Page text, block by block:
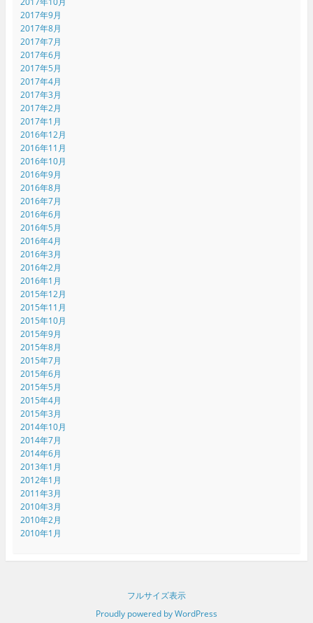
2017年9月
2017年8月
2017年7月
2017年6月
2017年5月
2017年4月
2017年3月
2017年2月
2017年1月
2016年12月
2016年11月
2016年10月
2016年9月
2016年8月
2016年7月
2016年6月
2016年5月
2016年4月
2016年3月
2016年2月
2016年1月
2015年12月
2015年11月
2015年10月
2015年9月
2015年8月
2015年7月
2015年6月
2015年5月
2015年4月
2015年3月
2014年10月
2014年7月
2014年6月
2013年1月
2012年1月
2011年3月
2010年3月
2010年2月
2010年1月
フルサイズ表示
Proudly powered by WordPress